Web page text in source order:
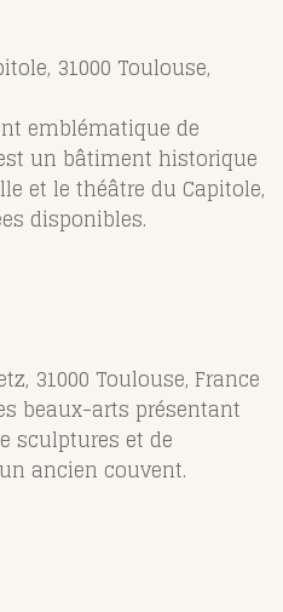
31000 Toulouse,
emblématique de
un bâtiment historique
et le théâtre du Capitole,
disponibles.
31000 Toulouse, France
beaux-arts présentant
sculptures et de
ancien couvent.